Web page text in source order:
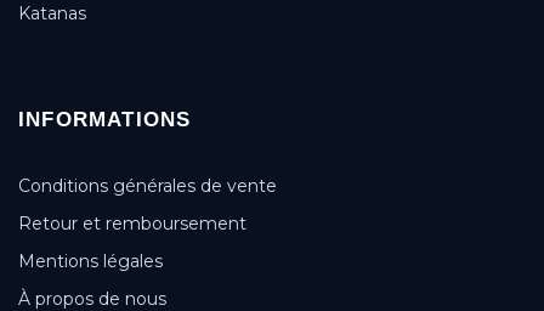
Katanas
INFORMATIONS
Conditions générales de vente
Retour et remboursement
Mentions légales
À propos de nous